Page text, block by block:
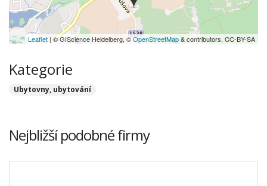
Leaflet | © GIScience Heidelberg, ©OpenStreetMap& contributors, CC-BY-SA
Kategorie
Ubytovny, ubytování
Nejbližší podobné firmy